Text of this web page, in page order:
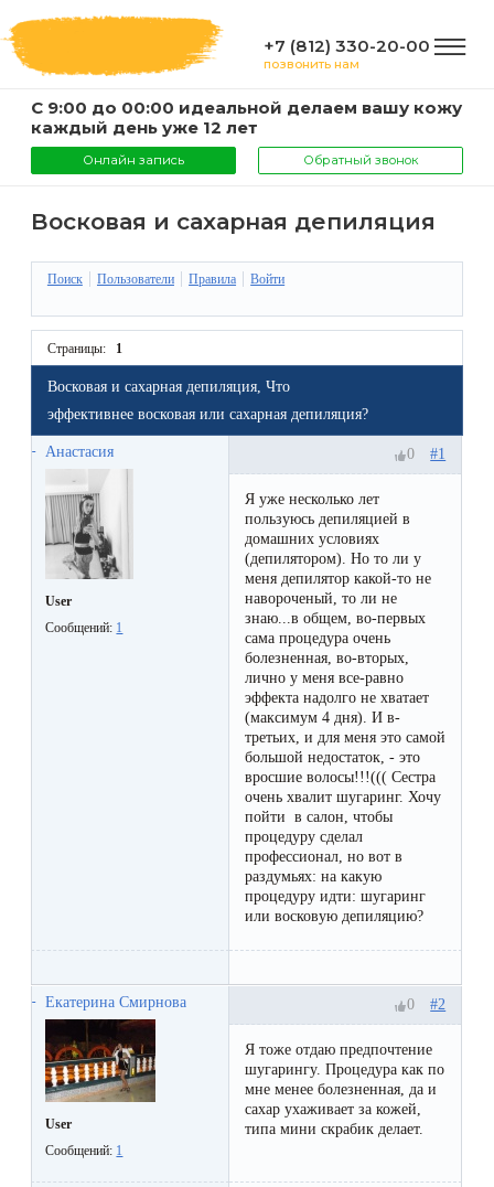
+7 (812) 330-20-00
позвонить нам
С 9:00 до 00:00 идеальной делаем вашу кожу
каждый день уже 12 лет
Онлайн запись Обратный звонок
ГЛАВНАЯ
Услуги
цены
Эпиляция
воском
Шугаринг
Мужская
депиляция
Бикини-
КОМПАНИЯ
компании
Мастера
Отзывы
Материалы
инструменты
ИНФОРМАЦИЯ
Фото
Видео
Вопросы-
ответы
Статьи
ВАЖНО
Подготовка
процедуре
первый
перед
важным
КОНТАКТЫ
Восковая и сахарная депиляция
Поиск Пользователи Правила Войти
Страницы: 1
Восковая и сахарная депиляция, Что
эффективнее восковая или сахарная депиляция?
Анастасия
User
Сообщений: 1
#1
0
Я уже несколько лет
пользуюсь депиляцией в
домашних условиях
(депилятором). Но то ли у
меня депилятор какой-то не
навороченый, то ли не
знаю...в общем, во-первых
сама процедура очень
болезненная, во-вторых,
лично у меня все-равно
эффекта надолго не хватает
(максимум 4 дня). И в-
третьих, и для меня это самой
большой недостаток, - это
вросшие волосы!!!((( Сестра
очень хвалит шугаринг. Хочу
пойти в салон, чтобы
процедуру сделал
профессионал, но вот в
раздумьях: на какую
процедуру идти: шугаринг
или восковую депиляцию?
Екатерина Смирнова
User
Сообщений: 1
#2
0
Я тоже отдаю предпочтение
шугарингу. Процедура как по
мне менее болезненная, да и
сахар ухаживает за кожей,
типа мини скрабик делает.